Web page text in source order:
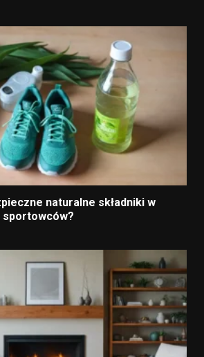
naturalne składniki w
sportowców?